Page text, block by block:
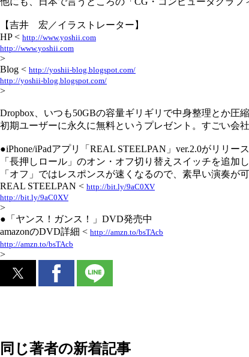
【吉井 宏／イラストレーター】
HP < http://www.yoshii.com
http://www.yoshii.com
>
Blog < http://yoshii-blog.blogspot.com/
http://yoshii-blog.blogspot.com/
>
Dropbox、いつも50GBの容量ギリギリで中身整理とか
初期ユーザーに永久に無料というプレゼント。すごい会社
●iPhone/iPadアプリ「REAL STEELPAN」ver.2.0がリリー
「長押しロール」のオン・オフ切り替えスイッチを追加し
「オフ」ではレスポンスが速くなるので、素早い演奏が
REAL STEELPAN < http://bit.ly/9aC0XV
http://bit.ly/9aC0XV
>
●「ヤンス！ガンス！」DVD発売中
amazonのDVD詳細 < http://amzn.to/bsTAcb
http://amzn.to/bsTAcb
>
同じ著者の新着記事